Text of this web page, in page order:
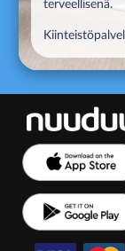
terveellisenä.